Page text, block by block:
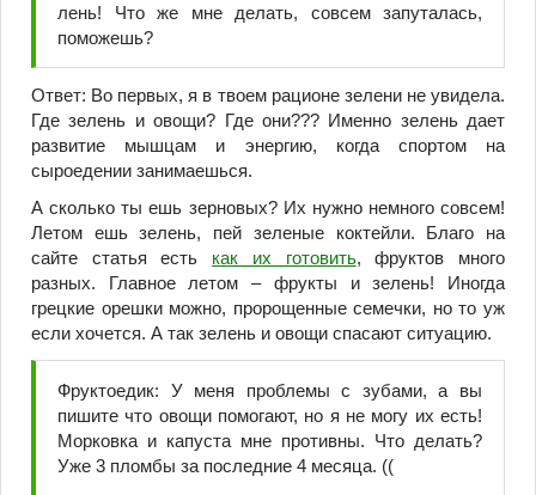
лень! Что же мне делать, совсем запуталась,
поможешь?
Ответ: Во первых, я в твоем рационе зелени не увидела.
Где зелень и овощи? Где они??? Именно зелень дает
развитие мышцам и энергию, когда спортом на
сыроедении занимаешься.
А сколько ты ешь зерновых? Их нужно немного совсем!
Летом ешь зелень, пей зеленые коктейли. Благо на
сайте статья есть как их готовить, фруктов много
разных. Главное летом – фрукты и зелень! Иногда
грецкие орешки можно, пророщенные семечки, но то уж
если хочется. А так зелень и овощи спасают ситуацию.
Фруктоедик: У меня проблемы с зубами, а вы
пишите что овощи помогают, но я не могу их есть!
Морковка и капуста мне противны. Что делать?
Уже 3 пломбы за последние 4 месяца. ((